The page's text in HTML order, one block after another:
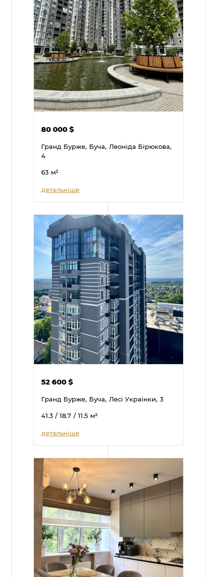
80 000$
Гранд Бурже, Буча, Леоніда Бірюкова,
4
63 м²
детальніше
52 600$
Гранд Бурже, Буча, Лесі Українки, 3
41.3 / 18.7 / 11.5 м²
детальніше